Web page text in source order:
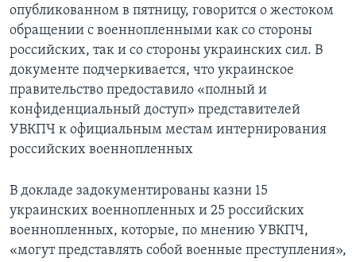
опубликованном в пятницу, говорится о жестоком
обращении с военнопленными как со стороны
российских, так и со стороны украинских сил. В
документе подчеркивается, что украинское
правительство предоставило «полный и
конфиденциальный доступ» представителей
УВКПЧ к официальным местам интернирования
российских военнопленных
В докладе задокументированы казни 15
украинских военнопленных и 25 российских
военнопленных, которые, по мнению УВКПЧ,
«могут представлять собой военные преступления»,